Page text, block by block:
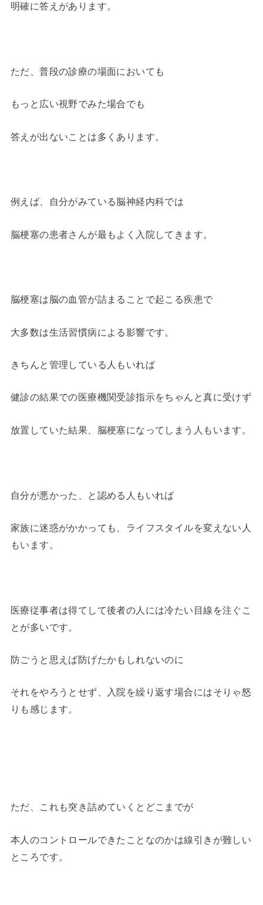
明確に答えがあります。
ただ、普段の診療の場面においても
もっと広い視野でみた場合でも
答えが出ないことは多くあります。
例えば、自分がみている脳神経内科では
脳梗塞の患者さんが最もよく入院してきます。
脳梗塞は脳の血管が詰まることで起こる疾患で
大多数は生活習慣病による影響です。
きちんと管理している人もいれば
健診の結果での医療機関受診指示をちゃんと真に受けず
放置していた結果、脳梗塞になってしまう人もいます。
自分が悪かった、と認める人もいれば
家族に迷惑がかかっても、ライフスタイルを変えない人
もいます。
医療従事者は得てして後者の人には冷たい目線を注ぐこ
とが多いです。
防ごうと思えば防げたかもしれないのに
それをやろうとせず、入院を繰り返す場合にはそりゃ怒
りも感じます。
ただ、これも突き詰めていくとどこまでが
本人のコントロールできたことなのかは線引きが難しい
ところです。